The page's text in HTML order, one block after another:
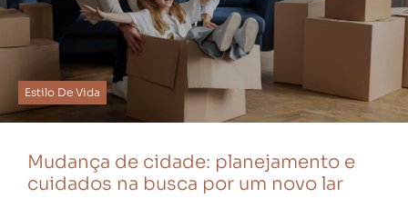
Estilo De Vida
Mudança de cidade: planejamento e
cuidados na busca por um novo lar